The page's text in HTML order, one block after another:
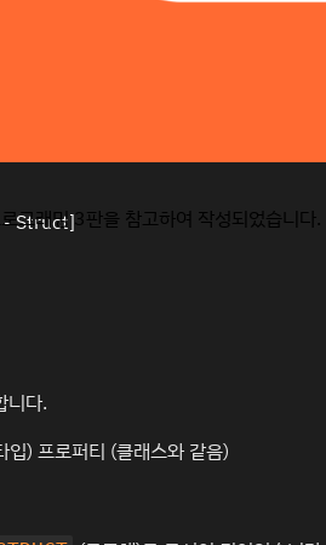
그래밍 3판을 참고하여 작성되었습니다.
니다.
) 프로퍼티 (클래스와 같음)